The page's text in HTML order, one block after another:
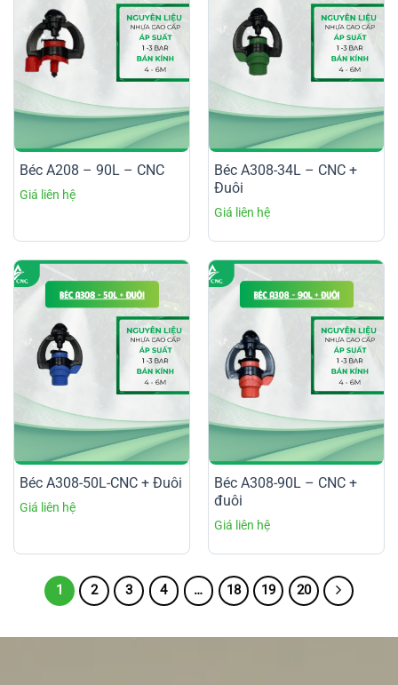
Béc A208 – 90L – CNC
Béc A308-34L – CNC +
Đuôi
Béc A308-50L-CNC + Đuôi
Béc A308-90L – CNC +
đuôi
1 2 3 4 … 18 19 20